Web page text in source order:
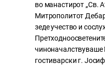
во манастирот „Св.
Митрополитот
зеде учество и
чиноначалствуваше
гостиварски г.